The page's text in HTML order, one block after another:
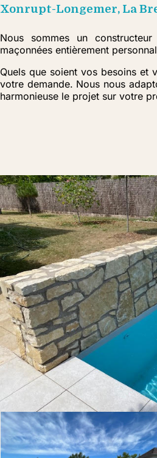
Xonrupt-Longemer, La
Nous sommes un
maçonnées entièrement
Quels que soient vos besoins et
votre demande. Nous nous
harmonieuse le projet sur votre